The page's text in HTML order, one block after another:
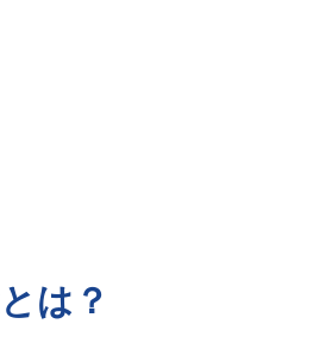
は？